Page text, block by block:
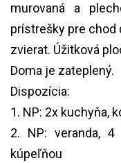
murovaná a
prístrešky pre chod
zvierat. Úžitková
Doma je zateplený.
Dispozícia:
1. NP: 2x kuchyňa,
2. NP: veranda,
kúpeľňou